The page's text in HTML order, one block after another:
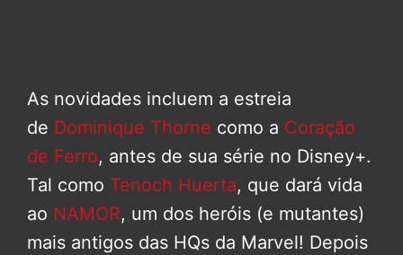
As novidades incluem a estreia
de Dominique Thorne como a Coração
de Ferro, antes de sua série no Disney+.
Tal como Tenoch Huerta, que dará vida
ao NAMOR, um dos heróis (e mutantes)
mais antigos das HQs da Marvel! Depois